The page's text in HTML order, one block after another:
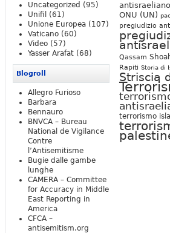
antisraeliano
ONU (UN)
pregiudizio
Qassam
Rapiti Storia di
Striscia
terrorismo
Uncategorized (95)
Unifil
(61)
Unione Europea (107)
Vaticano (60)
Video (57)
Yasser Arafat (68)
Blogroll
Allegro Furioso
Barbara
Bennauro
BNVCA – Bureau
National de Vigilance
Contre
l’Antisemitisme
Bugie dalle gambe
lunghe
CAMERA – Committee
for Accuracy in Middle
East Reporting in
America
CFCA –
antisemitism.org